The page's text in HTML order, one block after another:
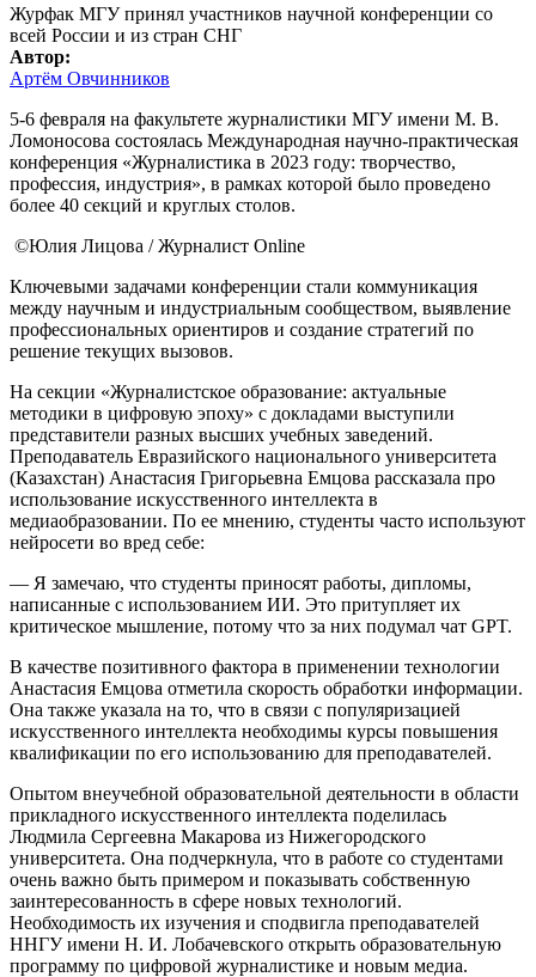
Журфак МГУ принял участников научной конференции со
всей России и из стран СНГ
Автор:
Артём Овчинников
5-6 февраля на факультете журналистики МГУ имени М. В.
Ломоносова состоялась Международная научно-практическая
конференция «Журналистика в 2023 году: творчество,
профессия, индустрия», в рамках которой было проведено
более 40 секций и круглых столов.
©Юлия Лицова / Журналист Online
Ключевыми задачами конференции стали коммуникация
между научным и индустриальным сообществом, выявление
профессиональных ориентиров и создание стратегий по
решение текущих вызовов.
На секции «Журналистское образование: актуальные
методики в цифровую эпоху» с докладами выступили
представители разных высших учебных заведений.
Преподаватель Евразийского национального университета
(Казахстан) Анастасия Григорьевна Емцова рассказала про
использование искусственного интеллекта в
медиаобразовании. По ее мнению, студенты часто используют
нейросети во вред себе:
— Я замечаю, что студенты приносят работы, дипломы,
написанные с использованием ИИ. Это притупляет их
критическое мышление, потому что за них подумал чат GPT.
В качестве позитивного фактора в применении технологии
Анастасия Емцова отметила скорость обработки информации.
Она также указала на то, что в связи с популяризацией
искусственного интеллекта необходимы курсы повышения
квалификации по его использованию для преподавателей.
Опытом внеучебной образовательной деятельности в области
прикладного искусственного интеллекта поделилась
Людмила Сергеевна Макарова из Нижегородского
университета. Она подчеркнула, что в работе со студентами
очень важно быть примером и показывать собственную
заинтересованность в сфере новых технологий.
Необходимость их изучения и сподвигла преподавателей
ННГУ имени Н. И. Лобачевского открыть образовательную
программу по цифровой журналистике и новым медиа.